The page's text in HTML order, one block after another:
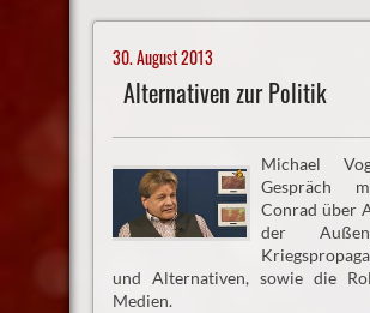
30. August 2013
Alternativen zur Politik
Michael
Gespräch
Conrad über
der
und Alternativen, sowie die
Medien.